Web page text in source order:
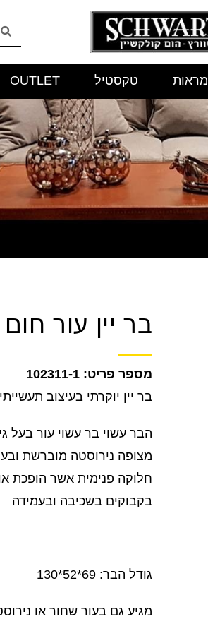
מראות טקסטיל OUTLET
בר יין עור חום
102311-1
בר יין יוקרתי בעיצוב
הבר עשוי בר עשוי עור בעל
מצופה נירוסטה מוברשת
חלוקה פנימית אשר הופכת
בקבוקים בשכיבה ובעמידה
גודל הבר: 69*52*130
מגיע גם בעור שחור או